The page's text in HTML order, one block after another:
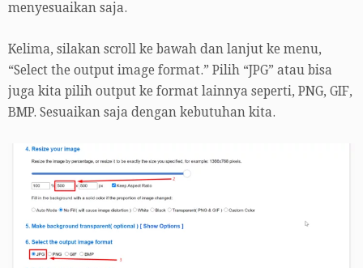
menyesuaikan saja.
Kelima, silakan scroll ke bawah dan lanjut ke menu,
“Select the output image format.” Pilih “JPG” atau bisa
juga kita pilih output ke format lainnya seperti, PNG, GIF,
BMP. Sesuaikan saja dengan kebutuhan kita.